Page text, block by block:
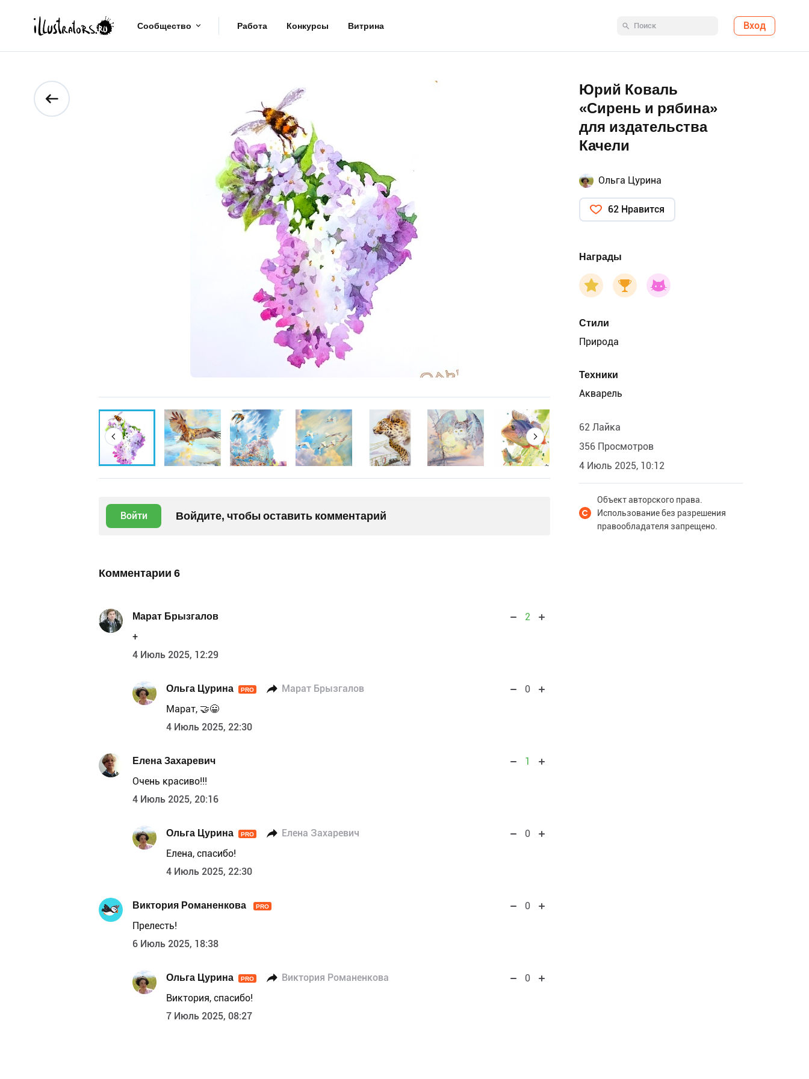
Сообщество Работа Конкурсы Витрина Вход
Войти Войдите, чтобы оставить комментарий
Комментарии 6
Марат Брызгалов
2
+
4 Июль 2025, 12:29
Ольга Цурина PRO Марат Брызгалов
0
Марат, 🤝😀
4 Июль 2025, 22:30
Елена Захаревич
1
Очень красиво!!!
4 Июль 2025, 20:16
Ольга Цурина PRO Елена Захаревич
0
Елена, спасибо!
4 Июль 2025, 22:30
Виктория Романенкова PRO
0
Прелесть!
6 Июль 2025, 18:38
Ольга Цурина PRO Виктория Романенкова
0
Виктория, спасибо!
7 Июль 2025, 08:27
Юрий Коваль
«Сирень и рябина»
для издательства
Качели
Ольга Цурина
62 Нравится
Награды
Стили
Природа
Техники
Акварель
62 Лайка
356 Просмотров
4 Июль 2025, 10:12
Объект авторского права.
Использование без разрешения
правообладателя запрещено.